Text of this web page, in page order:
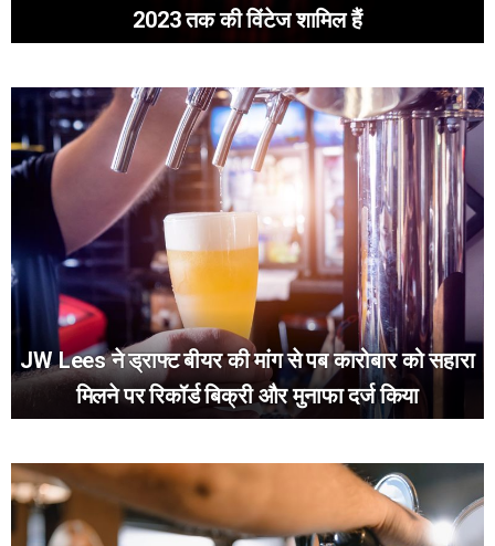
2023 तक की विंटेज शामिल हैं
JW Lees ने ड्राफ्ट बीयर की मांग से पब कारोबार को सहारा
मिलने पर रिकॉर्ड बिक्री और मुनाफा दर्ज किया